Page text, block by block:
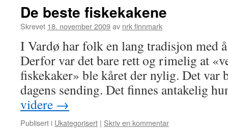
De beste fiskekakene
Skrevet 18. november 2009av nrk finnmark
I Vardø har folk en lang tradisjon med
Derfor var det bare rett og rimelig at
fiskekaker» ble kåret der nylig. Det var
dagens sending. Det finnes antakelig
videre →
Publisert i Ukategorisert | Skriv en kommentar